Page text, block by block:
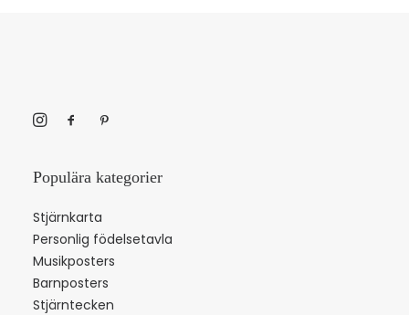
Populära kategorier
Stjärnkarta
Personlig födelsetavla
Musikposters
Barnposters
Stjärntecken